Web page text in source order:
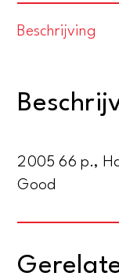
Beschrijving
2005 66 p.,
Good